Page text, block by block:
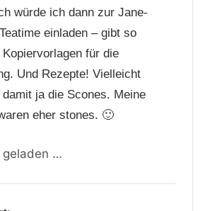
würde ich dann zur Jane-
einladen – gibt so
für die
Und Rezepte! Vielleicht
damit ja die Scones. Meine
eher stones. 🙂
geladen …